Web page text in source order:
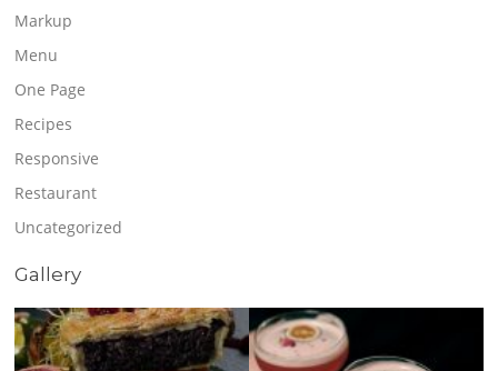
Markup
Menu
One Page
Recipes
Responsive
Restaurant
Uncategorized
Gallery